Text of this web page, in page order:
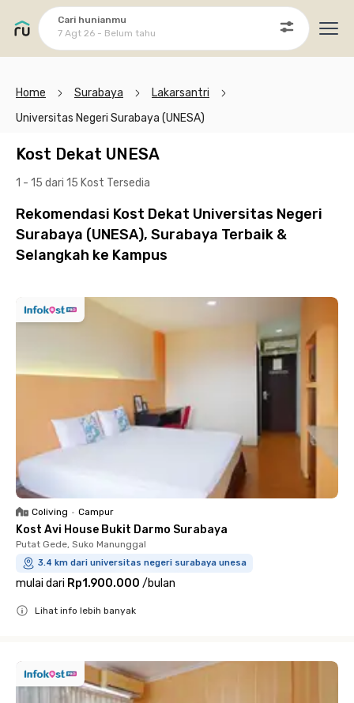
Cari hunianmu
7 Agt 26 - Belum tahu
Home Surabaya
Lakarsantri
Universitas Negeri Surabaya (UNESA)
Kost Dekat UNESA
1 - 15 dari 15 Kost Tersedia
Rekomendasi Kost Dekat Universitas Negeri
Surabaya (UNESA), Surabaya Terbaik &
Selangkah ke Kampus
Coliving • Campur
Kost Avi House Bukit Darmo Surabaya
Putat Gede, Suko Manunggal
3.4 km dari universitas negeri surabaya unesa
mulai dari Rp1.900.000 /bulan
Lihat info lebih banyak